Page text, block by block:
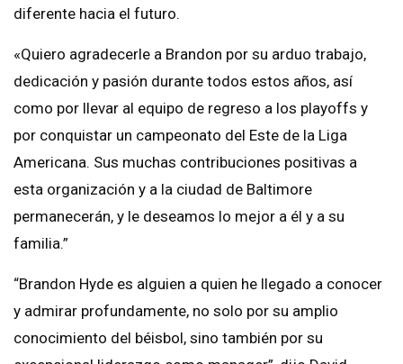
diferente hacia el futuro.
«Quiero agradecerle a Brandon por su arduo trabajo,
dedicación y pasión durante todos estos años, así
como por llevar al equipo de regreso a los playoffs y
por conquistar un campeonato del Este de la Liga
Americana. Sus muchas contribuciones positivas a
esta organización y a la ciudad de Baltimore
permanecerán, y le deseamos lo mejor a él y a su
familia.”
“Brandon Hyde es alguien a quien he llegado a conocer
y admirar profundamente, no solo por su amplio
conocimiento del béisbol, sino también por su